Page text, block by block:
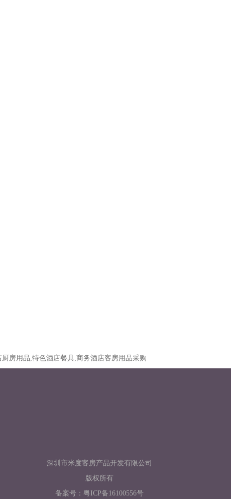
房用品,特色酒店餐具,商务酒店客房用品采购
深圳市米度客房产品开发有限公司
版权所有
备案号： 粤ICP备16100556号